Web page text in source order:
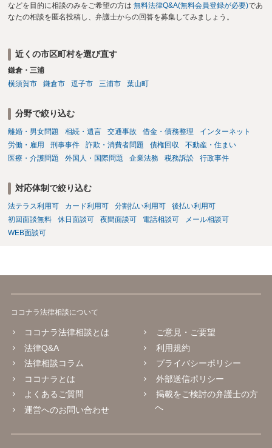
などを目的に相談のみをご希望の方は 無料法律Q&A(無料会員登録が必要)であ
なたの相談を匿名投稿し、弁護士からの回答を募集してみましょう。
近くの市区町村を選び直す
鎌倉・三浦
横須賀市
鎌倉市 逗子市 三浦市 葉山町
分野で絞り込む
離婚・男女問題 相続・遺言 交通事故 借金・債務整理
インターネット
労働・雇用
刑事事件 詐欺・消費者問題 債権回収
不動産・住まい
医療・介護問題
外国人・国際問題 企業法務 税務訴訟 行政事件
対応体制で絞り込む
法テラス利用可 カード利用可 分割払い利用可
後払い利用可
初回面談無料
休日面談可 夜間面談可 電話相談可
メール相談可
WEB面談可
ココナラ法律相談について
ココナラ法律相談とは
法律Q&A
法律相談コラム
ココナラとは
よくあるご質問
運営へのお問い合わせ
ご意見・ご要望
利用規約
プライバシーポリシー
外部送信ポリシー
掲載をご検討の弁護士の方
へ